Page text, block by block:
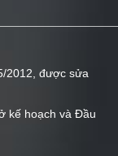
2012, được sửa
kế hoạch và Đầu